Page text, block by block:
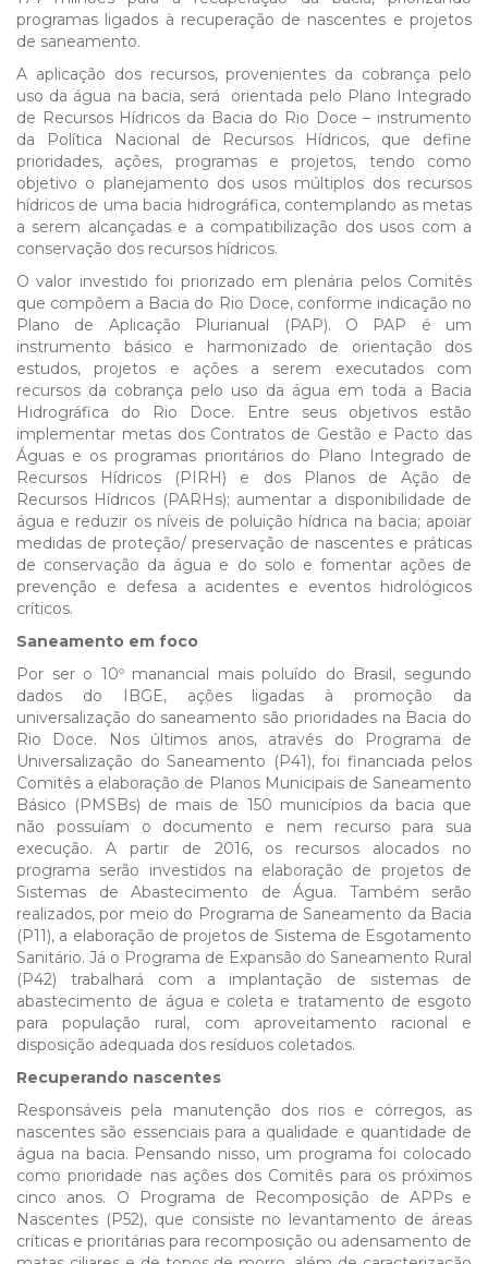
programas ligados à recuperação de nascentes e projetos
de saneamento.
A aplicação dos recursos, provenientes da cobrança pelo
uso da água na bacia, será orientada pelo Plano Integrado
de Recursos Hídricos da Bacia do Rio Doce – instrumento
da Política Nacional de Recursos Hídricos, que define
prioridades, ações, programas e projetos, tendo como
objetivo o planejamento dos usos múltiplos dos recursos
hídricos de uma bacia hidrográfica, contemplando as metas
a serem alcançadas e a compatibilização dos usos com a
conservação dos recursos hídricos.
O valor investido foi priorizado em plenária pelos Comitês
que compõem a Bacia do Rio Doce, conforme indicação no
Plano de Aplicação Plurianual (PAP). O PAP é um
instrumento básico e harmonizado de orientação dos
estudos, projetos e ações a serem executados com
recursos da cobrança pelo uso da água em toda a Bacia
Hidrográfica do Rio Doce. Entre seus objetivos estão
implementar metas dos Contratos de Gestão e Pacto das
Águas e os programas prioritários do Plano Integrado de
Recursos Hídricos (PIRH) e dos Planos de Ação de
Recursos Hídricos (PARHs); aumentar a disponibilidade de
água e reduzir os níveis de poluição hídrica na bacia; apoiar
medidas de proteção/ preservação de nascentes e práticas
de conservação da água e do solo e fomentar ações de
prevenção e defesa a acidentes e eventos hidrológicos
críticos.
Saneamento em foco
Por ser o 10º manancial mais poluído do Brasil, segundo
dados do IBGE, ações ligadas à promoção da
universalização do saneamento são prioridades na Bacia do
Rio Doce. Nos últimos anos, através do Programa de
Universalização do Saneamento (P41), foi financiada pelos
Comitês a elaboração de Planos Municipais de Saneamento
Básico (PMSBs) de mais de 150 municípios da bacia que
não possuíam o documento e nem recurso para sua
execução. A partir de 2016, os recursos alocados no
programa serão investidos na elaboração de projetos de
Sistemas de Abastecimento de Água. Também serão
realizados, por meio do Programa de Saneamento da Bacia
(P11), a elaboração de projetos de Sistema de Esgotamento
Sanitário. Já o Programa de Expansão do Saneamento Rural
(P42) trabalhará com a implantação de sistemas de
abastecimento de água e coleta e tratamento de esgoto
para população rural, com aproveitamento racional e
disposição adequada dos resíduos coletados.
Recuperando nascentes
Responsáveis pela manutenção dos rios e córregos, as
nascentes são essenciais para a qualidade e quantidade de
água na bacia. Pensando nisso, um programa foi colocado
como prioridade nas ações dos Comitês para os próximos
cinco anos. O Programa de Recomposição de APPs e
Nascentes (P52), que consiste no levantamento de áreas
críticas e prioritárias para recomposição ou adensamento de